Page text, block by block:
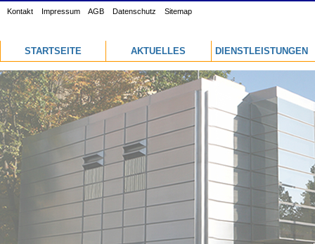
Kontakt Impressum AGB Datenschutz Sitemap
STARTSEITE AKTUELLES DIENSTLEISTUNGEN